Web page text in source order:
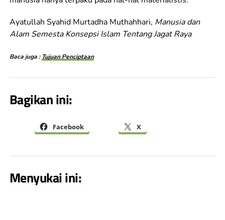
Ayatullah Syahid Murtadha Muthahhari, Manusia dan
Alam Semesta Konsepsi Islam Tentang Jagat Raya
Baca juga :Tujuan Penciptaan
Bagikan ini:
Facebook X
Menyukai ini: